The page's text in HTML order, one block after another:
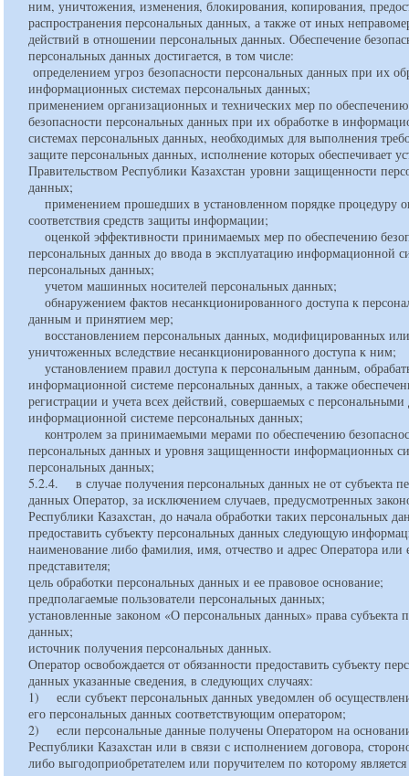
ним, уничтожения, изменения, блокирования, копирования,
распространения персональных данных, а также от иных
действий в отношении персональных данных. Обеспечение
персональных данных достигается, в том числе:
определением угроз безопасности персональных данных при их
информационных системах персональных данных;
применением организационных и технических мер по обеспечению
безопасности персональных данных при их обработке в
системах персональных данных, необходимых для выполнения
защите персональных данных, исполнение которых обеспечивает
Правительством Республики Казахстан уровни защищенности
данных;
применением прошедших в установленном порядке процедуру
соответствия средств защиты информации;
оценкой эффективности принимаемых мер по обеспечению
персональных данных до ввода в эксплуатацию информационной
персональных данных;
учетом машинных носителей персональных данных;
обнаружением фактов несанкционированного доступа к
данным и принятием мер;
восстановлением персональных данных, модифицированных
уничтоженных вследствие несанкционированного доступа к ним;
установлением правил доступа к персональным данным,
информационной системе персональных данных, а также
регистрации и учета всех действий, совершаемых с
информационной системе персональных данных;
контролем за принимаемыми мерами по обеспечению
персональных данных и уровня защищенности информационных
персональных данных;
5.2.4. в случае получения персональных данных не от субъекта
данных Оператор, за исключением случаев, предусмотренных
Республики Казахстан, до начала обработки таких персональных
предоставить субъекту персональных данных следующую
наименование либо фамилия, имя, отчество и адрес Оператора или
представителя;
цель обработки персональных данных и ее правовое основание;
предполагаемые пользователи персональных данных;
установленные законом «О персональных данных» права субъекта
данных;
источник получения персональных данных.
Оператор освобождается от обязанности предоставить субъекту
данных указанные сведения, в следующих случаях:
1) если субъект персональных данных уведомлен об
его персональных данных соответствующим оператором;
2) если персональные данные получены Оператором на
Республики Казахстан или в связи с исполнением договора,
либо выгодоприобретателем или поручителем по которому является